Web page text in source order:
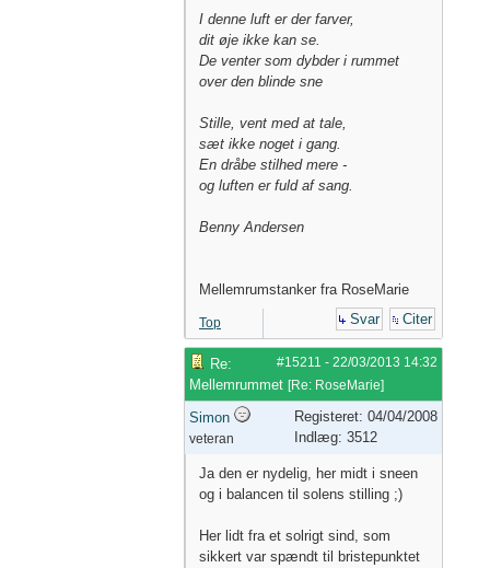
I denne luft er der farver,
dit øje ikke kan se.
De venter som dybder i rummet
over den blinde sne
Stille, vent med at tale,
sæt ikke noget i gang.
En dråbe stilhed mere -
og luften er fuld af sang.
Benny Andersen
Mellemrumstanker fra RoseMarie
Top Svar Citer
#15211 - 22/03/2013 14:32
Re:
Mellemrummet [Re: RoseMarie]
Simon
veteran
Registeret: 04/04/2008
Indlæg: 3512
Ja den er nydelig, her midt i sneen
og i balancen til solens stilling ;)
Her lidt fra et solrigt sind, som
sikkert var spændt til bristepunktet